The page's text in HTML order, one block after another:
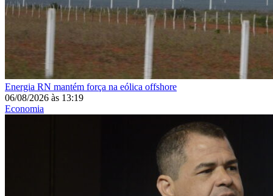
Energia RN mantém força na eólica offshore
06/08/2026 às 13:19
Economia